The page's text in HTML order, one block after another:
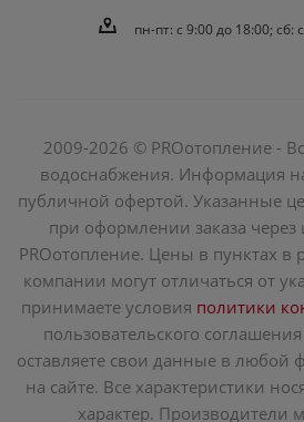
пн-пт: c 9:00 до 18:00; сб:
2009-2026 © PROотопление -
водоснабжения. Информация
публичной офертой. Указанные
при оформлении заказа через
PROотопление. Цены в пунктах в
компании могут отличаться от
принимаете условия политики
пользовательского
оставляете свои данные в любой
на сайте. Все характеристики
характер. Производители